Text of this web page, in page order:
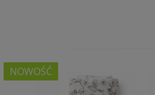
NOWOŚĆ